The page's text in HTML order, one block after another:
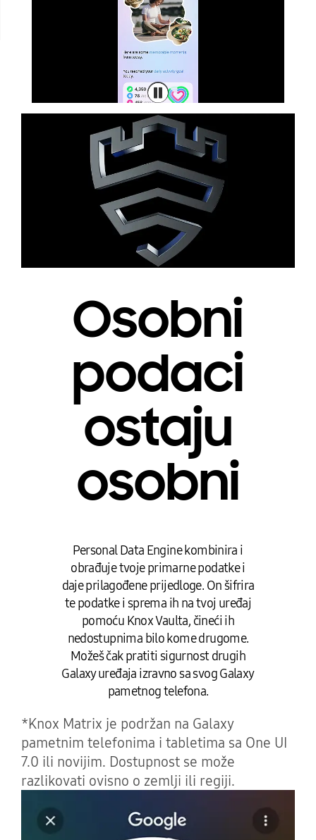
Osobni
podaci
ostaju
osobni
Personal Data Engine kombinira i
obrađuje tvoje primarne podatke i
daje prilagođene prijedloge. On šifrira
te podatke i sprema ih na tvoj uređaj
pomoću Knox Vaulta, čineći ih
nedostupnima bilo kome drugome.
Možeš čak pratiti sigurnost drugih
Galaxy uređaja izravno sa svog Galaxy
pametnog telefona.
*Knox Matrix je podržan na Galaxy
pametnim telefonima i tabletima sa One UI
7.0 ili novijim. Dostupnost se može
razlikovati ovisno o zemlji ili regiji.